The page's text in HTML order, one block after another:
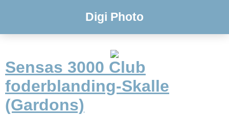
Digi Photo
Sensas 3000 Club
foderblanding-Skalle
(Gardons)